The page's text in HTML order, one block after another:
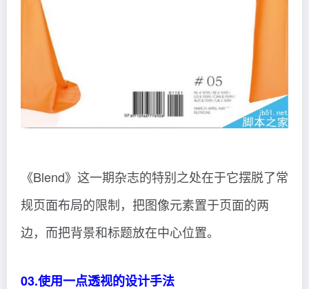
《Blend》这一期杂志的特别之处在于它摆脱了常
规页面布局的限制，把图像元素置于页面的两
边，而把背景和标题放在中心位置。
03.使用一点透视的设计手法